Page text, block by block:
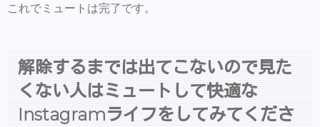
これでミュートは完了です。
解除するまでは出てこないので見た
くない人はミュートして快適な
Instagramライフをしてみてくださ